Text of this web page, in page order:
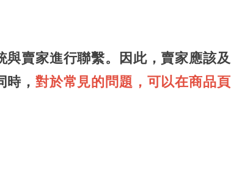
賣家進行聯繫。因此，賣家應該及
， 對於常見的問題，可以在商品頁